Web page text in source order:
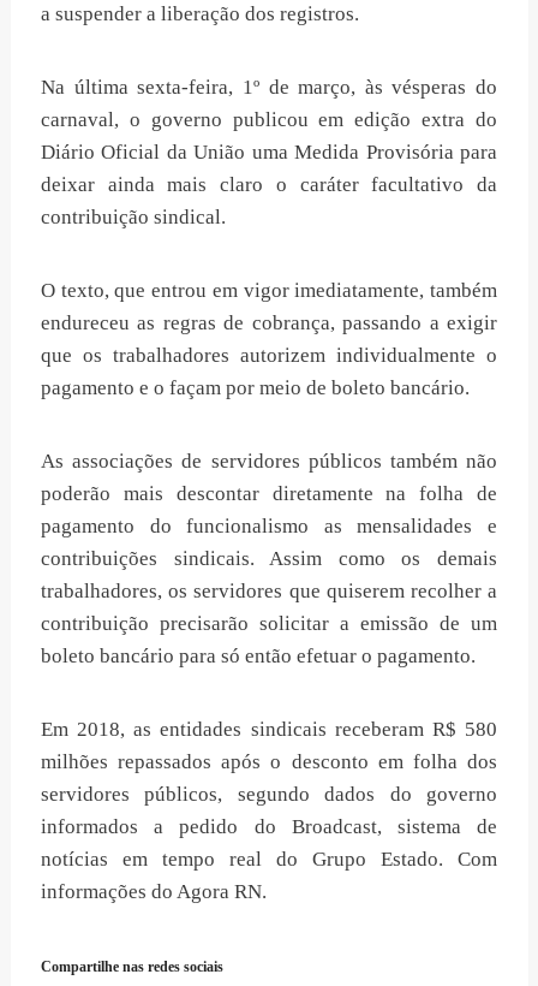
a suspender a liberação dos registros.
Na última sexta-feira, 1º de março, às vésperas do
carnaval, o governo publicou em edição extra do
Diário Oficial da União uma Medida Provisória para
deixar ainda mais claro o caráter facultativo da
contribuição sindical.
O texto, que entrou em vigor imediatamente, também
endureceu as regras de cobrança, passando a exigir
que os trabalhadores autorizem individualmente o
pagamento e o façam por meio de boleto bancário.
As associações de servidores públicos também não
poderão mais descontar diretamente na folha de
pagamento do funcionalismo as mensalidades e
contribuições sindicais. Assim como os demais
trabalhadores, os servidores que quiserem recolher a
contribuição precisarão solicitar a emissão de um
boleto bancário para só então efetuar o pagamento.
Em 2018, as entidades sindicais receberam R$ 580
milhões repassados após o desconto em folha dos
servidores públicos, segundo dados do governo
informados a pedido do Broadcast, sistema de
notícias em tempo real do Grupo Estado. Com
informações do Agora RN.
Compartilhe nas redes sociais